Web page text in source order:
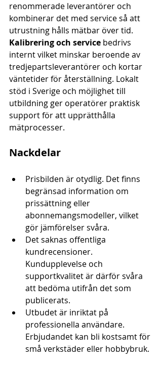
renommerade leverantörer och
kombinerar det med service så att
utrustning hålls mätbar över tid.
Kalibrering och service bedrivs
internt vilket minskar beroende av
tredjepartsleverantörer och kortar
väntetider för återställning. Lokalt
stöd i Sverige och möjlighet till
utbildning ger operatörer praktisk
support för att upprätthålla
mätprocesser.
Nackdelar
Prisbilden är otydlig. Det finns
begränsad information om
prissättning eller
abonnemangsmodeller, vilket
gör jämförelser svåra.
Det saknas offentliga
kundrecensioner.
Kundupplevelse och
supportkvalitet är därför svåra
att bedöma utifrån det som
publicerats.
Utbudet är inriktat på
professionella användare.
Erbjudandet kan bli kostsamt för
små verkstäder eller hobbybruk.